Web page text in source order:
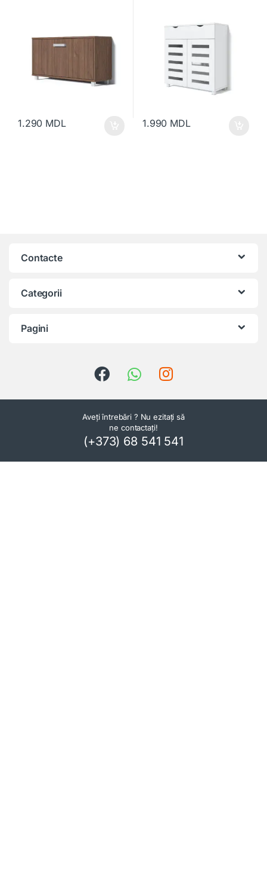
1.290 MDL 1.990 MDL
Contacte
Categorii
Pagini
Aveți întrebări ? Nu ezitați să
ne contactați!
(+373) 68 541 541